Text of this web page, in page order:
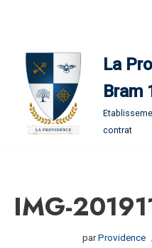
contenu
La
Bram
contrat
IMG-
parProvidence